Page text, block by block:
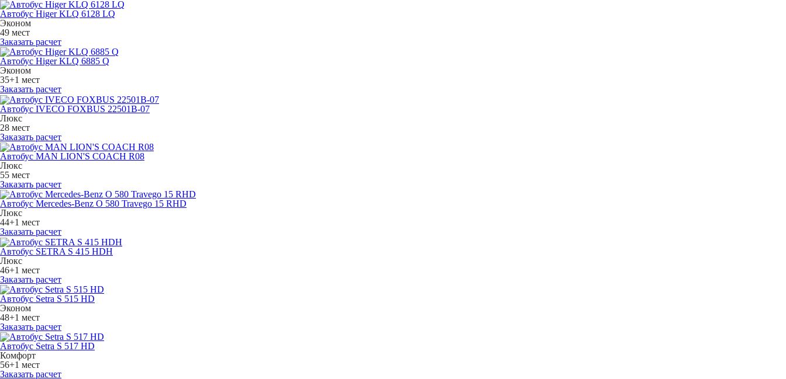
Автобус Higer KLQ 6128 LQ
Эконом
49 мест
Заказать расчет
Автобус Higer KLQ 6885 Q
Эконом
35+1 мест
Заказать расчет
Автобус IVECO FOXBUS 22501В-07
Люкс
28 мест
Заказать расчет
Автобус MAN LION'S COACH R08
Люкс
55 мест
Заказать расчет
Автобус Mercedes-Benz O 580 Travego 15 RHD
Люкс
44+1 мест
Заказать расчет
Автобус SETRA S 415 HDH
Люкс
46+1 мест
Заказать расчет
Автобус Setra S 515 HD
Эконом
48+1 мест
Заказать расчет
Автобус Setra S 517 HD
Комфорт
56+1 мест
Заказать расчет